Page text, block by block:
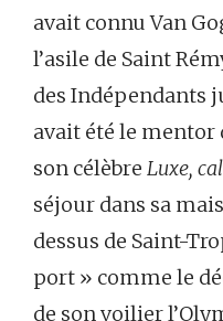
avait connu Van
l’asile de Saint
des Indépendants
avait été le
son célèbre Luxe,
séjour dans sa
dessus de Saint-
port » comme le
de son voilier